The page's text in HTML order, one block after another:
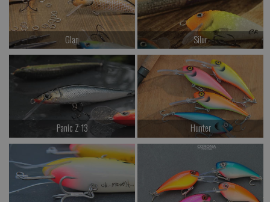
Glan
od 77.00 PLN
Kup teraz >
Silur
od 77.00 PLN
Kup teraz >
Panic Z 13
od 127.00 PLN
Kup teraz >
Hunter
od 117.00 PLN
Kup teraz >